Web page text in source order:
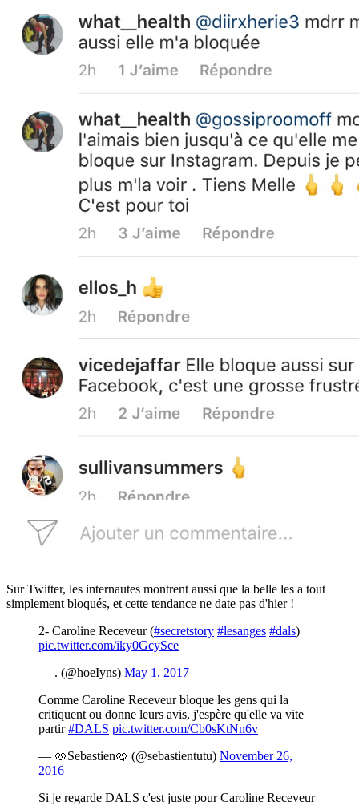
Sur Twitter, les internautes montrent aussi que la belle les a tout
simplement bloqués, et cette tendance ne date pas d'hier !
2- Caroline Receveur (#secretstory #lesanges #dals)
pic.twitter.com/iky0GcySce
— . (@hoeIyns) May 1, 2017
Comme Caroline Receveur bloque les gens qui la
critiquent ou donne leurs avis, j'espère qu'elle va vite
partir#DALS pic.twitter.com/Cb0sKtNn6v
— 🥨Sebastien🥨 (@sebastientutu) November 26,
2016
Si je regarde DALS c'est juste pour Caroline Receveur